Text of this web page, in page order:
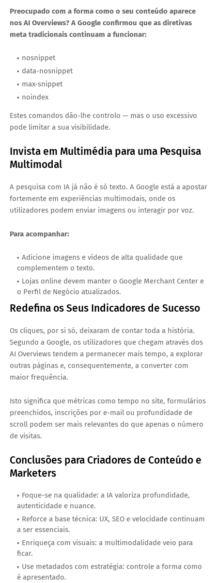
Preocupado com a forma como o seu conteúdo aparece
nos AI Overviews? A Google confirmou que as diretivas
meta tradicionais continuam a funcionar:
nosnippet
data-nosnippet
max-snippet
noindex
Estes comandos dão-lhe controlo — mas o uso excessivo
pode limitar a sua visibilidade.
Invista em Multimédia para uma Pesquisa
Multimodal
A pesquisa com IA já não é só texto. A Google está a apostar
fortemente em experiências multimodais, onde os
utilizadores podem enviar imagens ou interagir por voz.
Para acompanhar:
Adicione imagens e vídeos de alta qualidade que
complementem o texto.
Lojas online devem manter o Google Merchant Center e
o Perfil de Negócio atualizados.
Redefina os Seus Indicadores de Sucesso
Os cliques, por si só, deixaram de contar toda a história.
Segundo a Google, os utilizadores que chegam através dos
AI Overviews tendem a permanecer mais tempo, a explorar
outras páginas e, consequentemente, a converter com
maior frequência.
Isto significa que métricas como tempo no site, formulários
preenchidos, inscrições por e-mail ou profundidade de
scroll podem ser mais relevantes do que apenas o número
de visitas.
Conclusões para Criadores de Conteúdo e
Marketers
Foque-se na qualidade: a IA valoriza profundidade,
autenticidade e nuance.
Reforce a base técnica: UX, SEO e velocidade continuam
a ser essenciais.
Enriqueça com visuais: a multimodalidade veio para
ficar.
Use metadados com estratégia: controle a forma como
é apresentado.